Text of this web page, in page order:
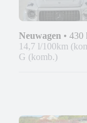
Neuwagen • 430
14,7 l/100km
G (komb.)